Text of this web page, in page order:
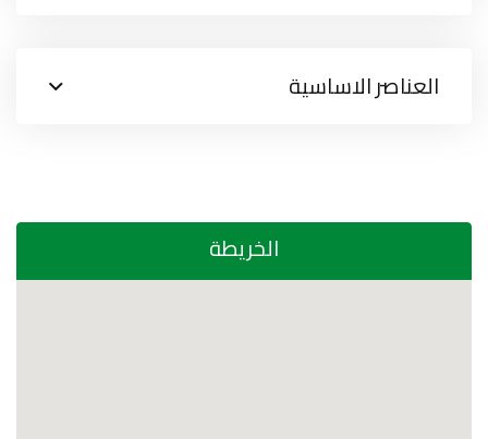
العناصر الاساسية
الخريطة